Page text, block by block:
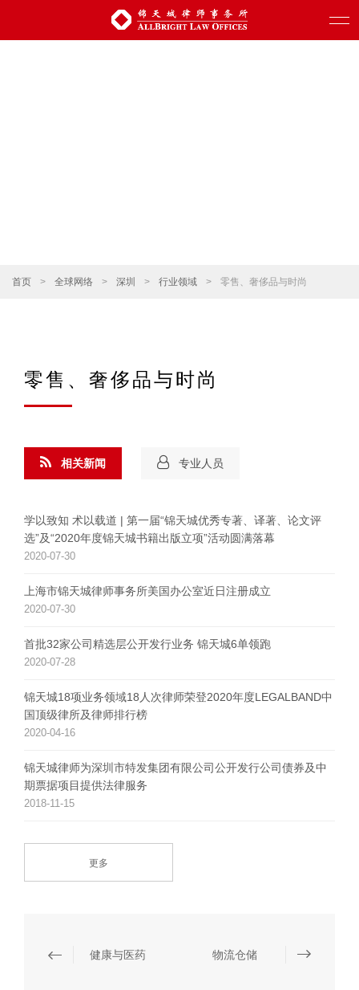
首页 > 全球网络 > 深圳 > 行业领域 > 零售、奢侈品与时尚
零售、奢侈品与时尚
相关新闻
学以致知 术以载道 | 第一届“锦天城优秀专著、译著、论文评
选”及“2020年度锦天城书籍出版立项”活动圆满落幕
2020-07-30
上海市锦天城律师事务所美国办公室近日注册成立
2020-07-30
首批32家公司精选层公开发行业务 锦天城6单领跑
2020-07-28
锦天城18项业务领域18人次律师荣登2020年度LEGALBAND中
国顶级律所及律师排行榜
2020-04-16
锦天城律师为深圳市特发集团有限公司公开发行公司债券及中
期票据项目提供法律服务
2018-11-15
更多
专业人员
健康与医药 物流仓储